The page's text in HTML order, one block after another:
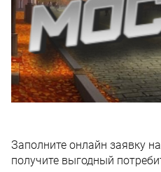
Заполните онлайн заявку
получите выгодный